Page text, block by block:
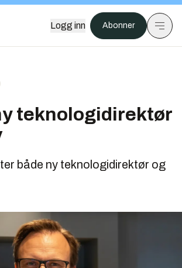
Logg inn Abonner
teknologidirektør
både ny teknologidirektør og